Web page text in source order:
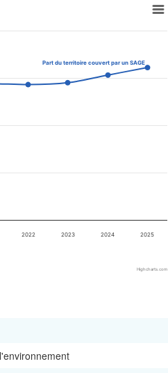
Part du territoire couvert par un SAGE
2022 2023 2024 2025
Highcharts.com